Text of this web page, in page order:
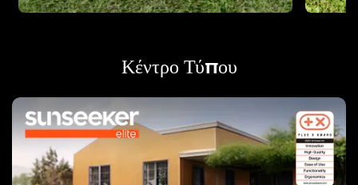
Κέντρο Τύπου